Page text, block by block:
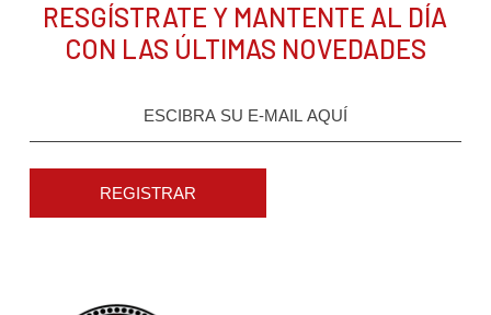
RESGÍSTRATE Y MANTENTE AL DÍA
CON LAS ÚLTIMAS NOVEDADES
REGISTRAR